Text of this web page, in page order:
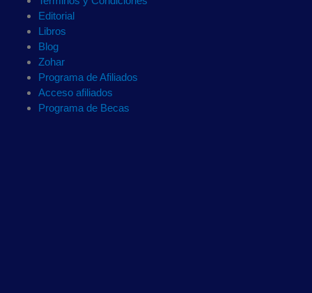
Editorial
Libros
Blog
Zohar
Programa de Afiliados
Acceso afiliados
Programa de Becas